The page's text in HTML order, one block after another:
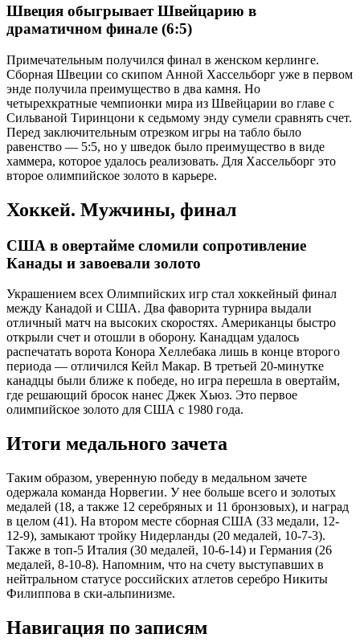
Швеция обыгрывает Швейцарию в
драматичном финале (6:5)
Примечательным получился финал в женском керлинге.
Сборная Швеции со скипом Анной Хассельборг уже в первом
энде получила преимущество в два камня. Но
четырехкратные чемпионки мира из Швейцарии во главе с
Сильваной Тиринцони к седьмому энду сумели сравнять счет.
Перед заключительным отрезком игры на табло было
равенство — 5:5, но у шведок было преимущество в виде
хаммера, которое удалось реализовать. Для Хассельборг это
второе олимпийское золото в карьере.
Хоккей. Мужчины, финал
США в овертайме сломили сопротивление
Канады и завоевали золото
Украшением всех Олимпийских игр стал хоккейный финал
между Канадой и США. Два фаворита турнира выдали
отличный матч на высоких скоростях. Американцы быстро
открыли счет и отошли в оборону. Канадцам удалось
распечатать ворота Конора Хеллебака лишь в конце второго
периода — отличился Кейл Макар. В третьей 20-минутке
канадцы были ближе к победе, но игра перешла в овертайм,
где решающий бросок нанес Джек Хьюз. Это первое
олимпийское золото для США с 1980 года.
Итоги медального зачета
Таким образом, уверенную победу в медальном зачете
одержала команда Норвегии. У нее больше всего и золотых
медалей (18, а также 12 серебряных и 11 бронзовых), и наград
в целом (41). На втором месте сборная США (33 медали, 12-
12-9), замыкают тройку Нидерланды (20 медалей, 10-7-3).
Также в топ-5 Италия (30 медалей, 10-6-14) и Германия (26
медалей, 8-10-8). Напомним, что на счету выступавших в
нейтральном статусе российских атлетов серебро Никиты
Филиппова в ски-альпинизме.
Навигация по записям